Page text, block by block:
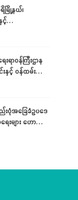
မြို့နယ်၊
င့်
င်းသား၊
င်းသား ရိုးရာ
ရောက်လေ့လာ
းရာဝန်ကြီးဌာန
နှင့် ဝန်ထမ်း
က် ထောက်ပံ့
းပ
းပုံအခြေခံဥပဒေ
များ ဟောပြော